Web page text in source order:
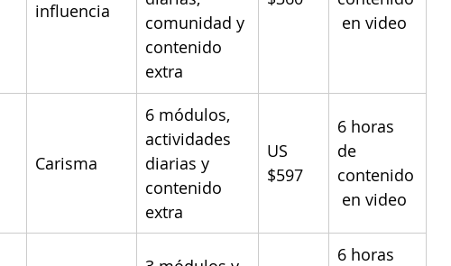
influencia
comunidad y
contenido
extra
en video
Carisma
6 módulos,
actividades
diarias y
contenido
extra
US
$597
6 horas
de
contenido
en video
6 horas